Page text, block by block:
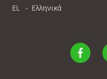
EL
- Ελληνικά